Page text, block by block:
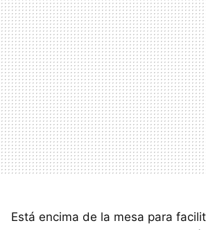
Está encima de la mesa para